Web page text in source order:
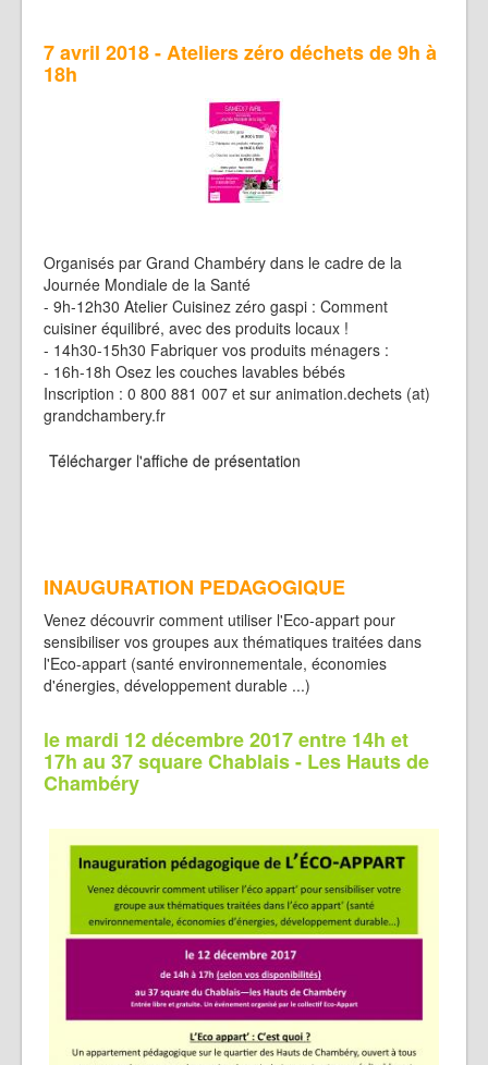
7 avril 2018 - Ateliers zéro déchets de 9h à
18h
Organisés par Grand Chambéry dans le cadre de la
Journée Mondiale de la Santé
- 9h-12h30 Atelier Cuisinez zéro gaspi : Comment
cuisiner équilibré, avec des produits locaux !
- 14h30-15h30 Fabriquer vos produits ménagers :
- 16h-18h Osez les couches lavables bébés
Inscription : 0 800 881 007 et sur animation.dechets (at)
grandchambery.fr
Télécharger l'affiche de présentation
INAUGURATION PEDAGOGIQUE
Venez découvrir comment utiliser l'Eco-appart pour
sensibiliser vos groupes aux thématiques traitées dans
l'Eco-appart (santé environnementale, économies
d'énergies, développement durable ...)
le mardi 12 décembre 2017 entre 14h et
17h au 37 square Chablais - Les Hauts de
Chambéry